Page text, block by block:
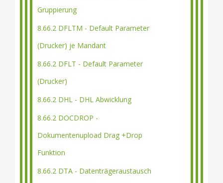
Gruppierung
8.66.2 DFLTM - Default Parameter
(Drucker) je Mandant
8.66.2 DFLT - Default Parameter
(Drucker)
8.66.2 DHL - DHL Abwicklung
8.66.2 DOCDROP -
Dokumentenupload Drag +Drop
Funktion
8.66.2 DTA - Datenträgeraustausch